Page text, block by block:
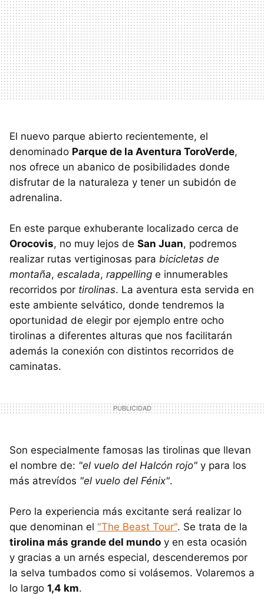
El nuevo parque abierto recientemente, el
denominado Parque de la Aventura ToroVerde,
nos ofrece un abanico de posibilidades donde
disfrutar de la naturaleza y tener un subidón de
adrenalina.
En este parque exhuberante localizado cerca de
Orocovis, no muy lejos de San Juan, podremos
realizar rutas vertiginosas para bicicletas de
montaña, escalada, rappelling e innumerables
recorridos por tirolinas. La aventura esta servida en
este ambiente selvático, donde tendremos la
oportunidad de elegir por ejemplo entre ocho
tirolinas a diferentes alturas que nos facilitarán
además la conexión con distintos recorridos de
caminatas.
Son especialmente famosas las tirolinas que llevan
el nombre de: "el vuelo del Halcón rojo" y para los
más atrevídos "el vuelo del Fénix".
Pero la experiencia más excitante será realizar lo
que denominan el "The Beast Tour". Se trata de la
tirolina más grande del mundo y en esta ocasión
y gracias a un arnés especial, descenderemos por
la selva tumbados como si volásemos. Volaremos a
lo largo 1,4 km.